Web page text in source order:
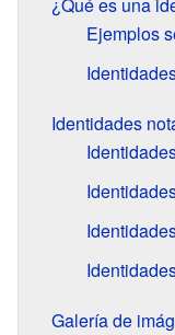
¿Qué es una
Ejemplos
Identidades
Galería de